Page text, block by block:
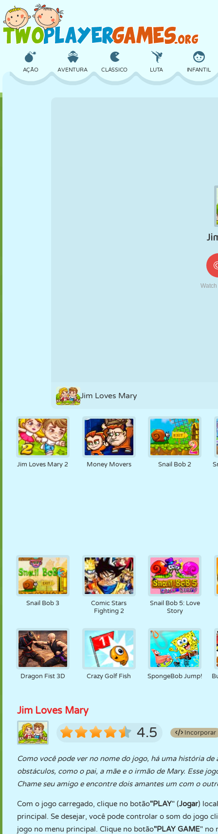
AÇÃO AVENTURA CLÁSSICO LUTA INFANTIL
JOGO DA
Jim Loves Mary
Jim Loves Mary 2 Money Movers Snail Bob 2
Snail Bob 3
Comic Stars
Fighting 2
Snail Bob 5: Love
Story
Dragon Fist 3D Crazy Golf Fish SpongeBob Jump!
Jim Loves Mary
4.5 Incorporar
Como você pode ver no nome do jogo, há uma história
obstáculos, como o pai, a mãe e o irmão de Mary. Esse
Chame seu amigo e encontre dois amantes um com o
Com o jogo carregado, clique no botão"PLAY" (Jogar)
principal. Se desejar, você pode controlar o som do jogo
jogo no menu principal. Clique no botão"PLAY GAME" no